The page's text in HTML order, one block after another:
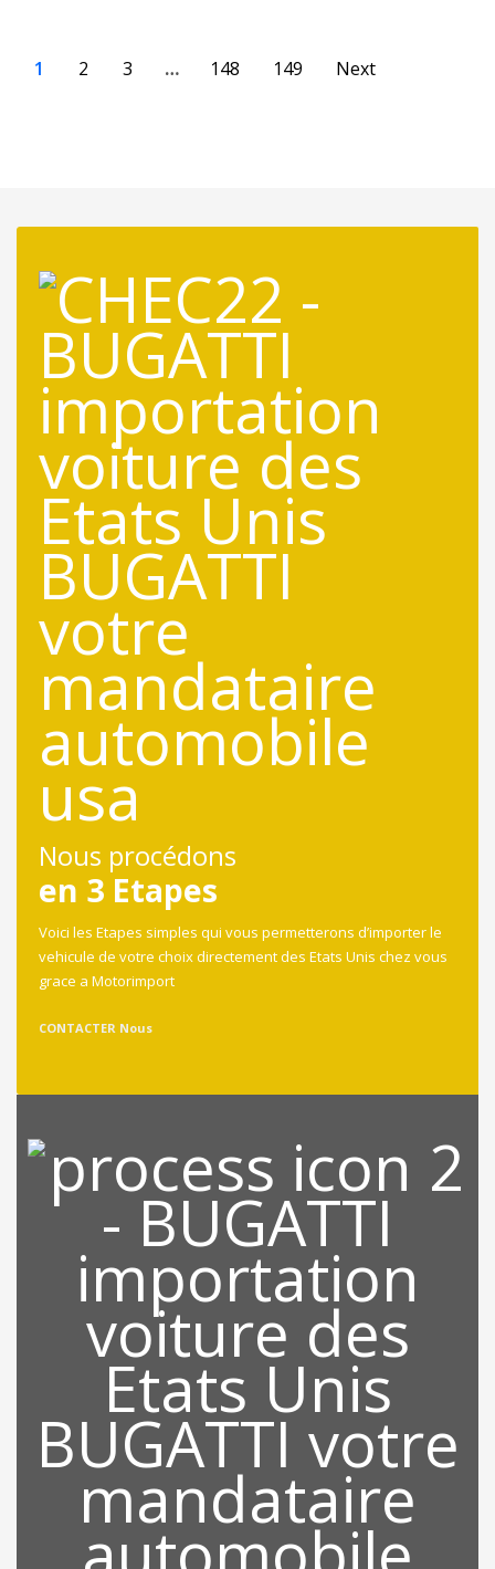
1 2 3 … 148 149 Next
Nous procédons
en 3 Etapes
Voici les Etapes simples qui vous permetterons d’importer le
vehicule de votre choix directement des Etats Unis chez vous
grace a Motorimport
CONTACTER Nous